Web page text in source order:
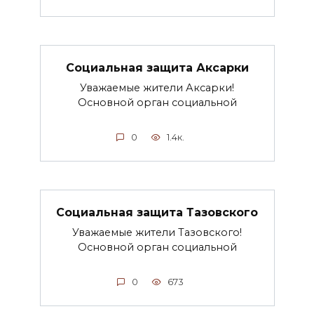
Социальная защита Аксарки
Уважаемые жители Аксарки!
Основной орган социальной
0 1.4к.
Социальная защита Тазовского
Уважаемые жители Тазовского!
Основной орган социальной
0 673